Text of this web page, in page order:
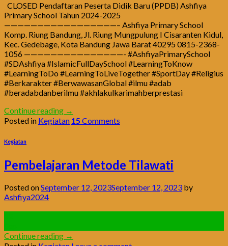
CLOSED Pendaftaran Peserta Didik Baru (PPDB) Ashfiya
Primary School Tahun 2024-2025
—————————————————– Ashfiya Primary School
Komp. Riung Bandung, Jl. Riung Mungpulung I Cisaranten Kidul,
Kec. Gedebage, Kota Bandung Jawa Barat 40295 0815-2368-
1056 ———————————————- #AshfiyaPrimarySchool
#SDAshfiya #IslamicFullDaySchool #LearningToKnow
#LearningToDo #LearningToLiveTogether #SportDay #Religius
#Berkarakter #BerwawasanGlobal #ilmu #adab
#beradabdanberilmu #akhlakulkarimahberprestasi
Continue reading →
Posted in Kegiatan 15 Comments
Kegiatan
Pembelajaran Metode Tilawati
Posted onSeptember 12, 2023September 12, 2023 by
Ashfiya2024
Continue reading →